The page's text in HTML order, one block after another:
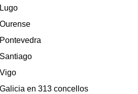
Lugo
Ourense
Pontevedra
Santiago
Vigo
Galicia en 313 concellos